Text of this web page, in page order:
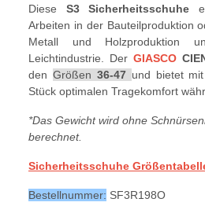
Diese S3 Sicherheitsschuhe
Arbeiten in der Bauteilproduktion
Metall und Holzproduktion
Leichtindustrie. DerGIASCO
den Größen 36-47 und bietet
Stück optimalen Tragekomfort
*Das Gewicht wird ohne
berechnet.
Sicherheitsschuhe
Bestellnummer: SF3R198O